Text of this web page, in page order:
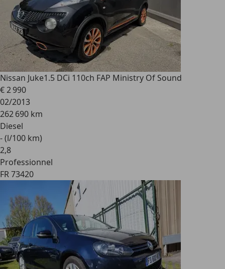
Nissan Juke1.5 DCi 110ch FAP Ministry Of Sound
€ 2 990
02/2013
262 690 km
Diesel
- (l/100 km)
2,8
Professionnel
FR 73420